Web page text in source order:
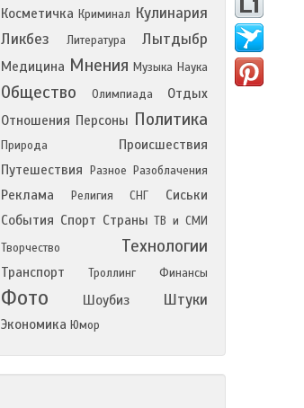
Косметичка Криминал Кулинария
Ликбез
Литература Лытдыбр
Медицина Мнения Музыка Наука
Общество Олимпиада
Отдых
Отношения Персоны Политика
Природа
Происшествия
Путешествия
Разное Разоблачения
Реклама Религия СНГ
Сиськи
События Спорт Страны ТВ и СМИ
Творчество
Технологии
Транспорт Троллинг Финансы
Фото Шоубиз Штуки
Экономика Юмор